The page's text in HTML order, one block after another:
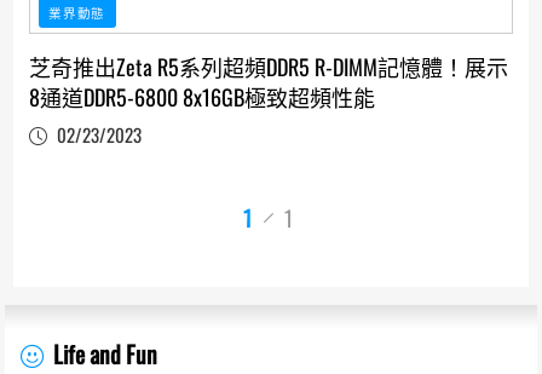
業界動態
芝奇推出Zeta R5系列超頻DDR5 R-DIMM記憶體！展示
8通道DDR5-6800 8x16GB極致超頻性能
02/23/2023
1 1
Life and Fun